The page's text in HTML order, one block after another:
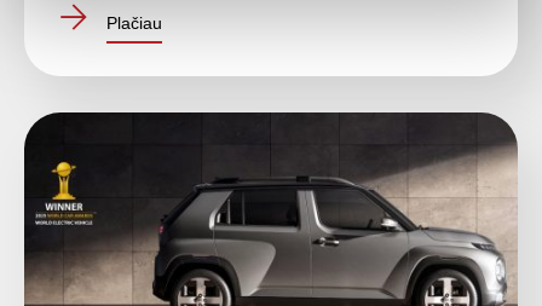
Plačiau